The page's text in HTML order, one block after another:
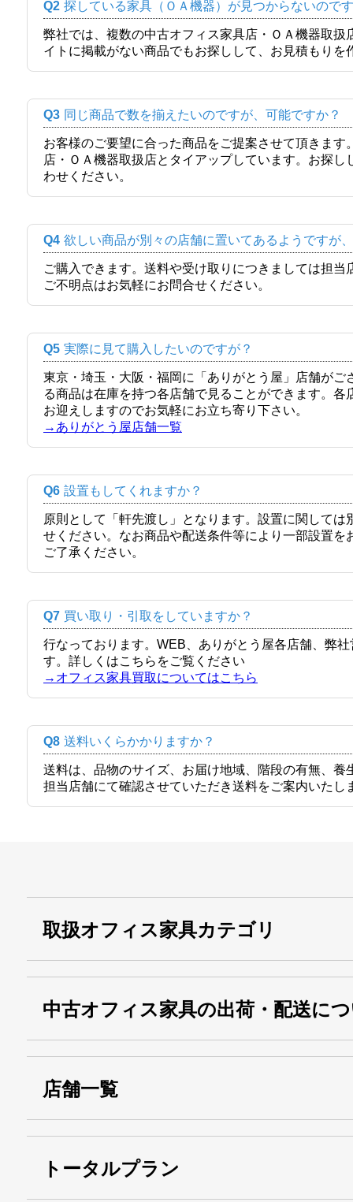
Q2 探している家具（ＯＡ機器）が見つからないので
弊社では、複数の中古オフィス家具店・ＯＡ機器取
イトに掲載がない商品でもお探しして、お見積もりを
Q3 同じ商品で数を揃えたいのですが、可能ですか？
お客様のご要望に合った商品をご提案させて頂きま
店・ＯＡ機器取扱店とタイアップしています。お探
わせください。
Q4 欲しい商品が別々の店舗に置いてあるようですが
ご購入できます。送料や受け取りにつきましては担
ご不明点はお気軽にお問合せください。
Q5 実際に見て購入したいのですが？
東京・埼玉・大阪・福岡に「ありがとう屋」店舗が
る商品は在庫を持つ各店舗で見ることができます。
お迎えしますのでお気軽にお立ち寄り下さい。
→ありがとう屋店舗一覧
Q6 設置もしてくれますか？
原則として「軒先渡し」となります。設置に関して
せください。なお商品や配送条件等により一部設置
ご了承ください。
Q7 買い取り・引取をしていますか？
行なっております。WEB、ありがとう屋各店舗、弊
す。詳しくはこちらをご覧ください
→オフィス家具買取についてはこちら
Q8 送料いくらかかりますか？
送料は、品物のサイズ、お届け地域、階段の有無、
担当店舗にて確認させていただき送料をご案内いたし
取扱オフィス家具カテゴリ
中古オフィス家具の出荷・配送に
店舗一覧
トータルプラン